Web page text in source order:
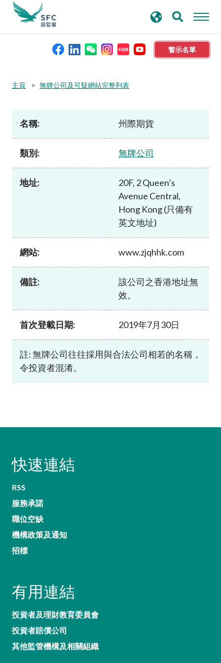
警示名單
本會簡介
規則及標準
資料庫
尋
主頁 無牌公司及可疑網站完整列表
名稱: 州際期貨
類別: 無牌公司
地址:
20F, 2 Queen’s
Avenue Central,
Hong Kong (只備有
英文地址)
網站: www.zjqhhk.com
備註:
該公司之香港地址無
效。
首次登載日期: 2019年7月30日
註: 無牌公司往往採用與合法公司相若的名稱，
令投資者混淆。
快速連結
RSS
服務承諾
職位空缺
機構政策及通知
招標
有用連結
投資者及理財教育委員會
投資者賠償公司
其他監管機構及相關組織